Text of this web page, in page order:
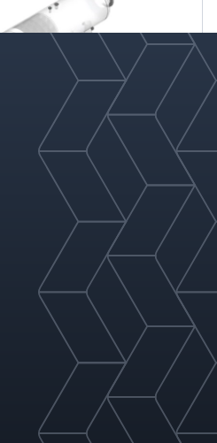
液分離提供專業解決方案，
包括容器、入口分配器、聚
霧器和渦流破碎器。通過兩
我們根據進料特性和分離